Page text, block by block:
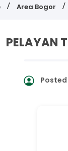
Area Bogor
PELAYAN